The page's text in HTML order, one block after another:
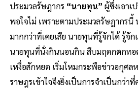
ประมวลรัษฎากร “นายทุน” ผู้ซึ่งเอาเ
พอใจไม่ เพราะตามประมวลรัษฎากรนี้
มากกว่าที่เคยเสีย นายทุนที่รู้จักได้ รู้จัก
นายทุนที่นั่งกินนอนกิน สืบมฤดกตกทอ
เหงื่อสักหยด เริ่มโหมกระพือข่าวอกุศ
ราษฎรเข้าใจจึงยิ่งเป็นการจำเป็นกว่า